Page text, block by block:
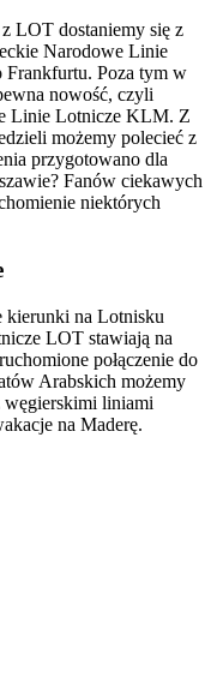
LOT dostaniemy się z
Narodowe Linie
Frankfurtu. Poza tym w
nowość, czyli
Linie Lotnicze KLM. Z
możemy polecieć z
przygotowano dla
Fanów ciekawych
niektórych
kierunki na Lotnisku
LOT stawiają na
połączenie do
Arabskich możemy
węgierskimi liniami
na Maderę.